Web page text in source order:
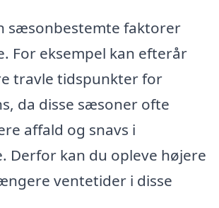
sæsonbestemte faktorer
For eksempel kan efterår
travle tidspunkter for
da disse sæsoner ofte
affald og snavs i
Derfor kan du opleve højere
ventetider i disse